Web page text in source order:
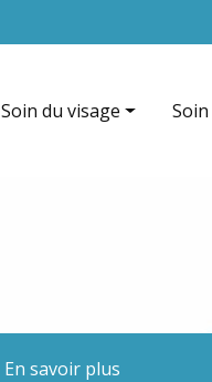
Soin du visage
EndyMed intensif
La
En savoir plus